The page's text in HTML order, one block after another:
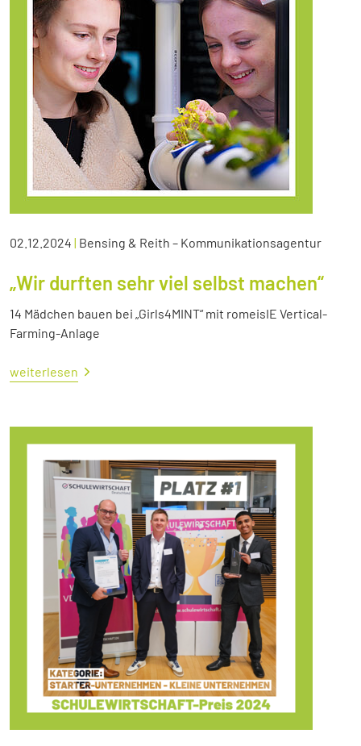
02.12.2024 | Bensing & Reith – Kommunikationsagentur
„Wir durften sehr viel selbst machen“
14 Mädchen bauen bei „Girls4MINT“ mit romeisIE Vertical-
Farming-Anlage
weiterlesen